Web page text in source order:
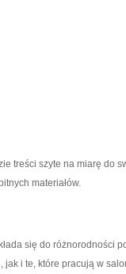
treści szyte na miarę do
materiałów.
się do różnorodności
jak i te, które pracują w